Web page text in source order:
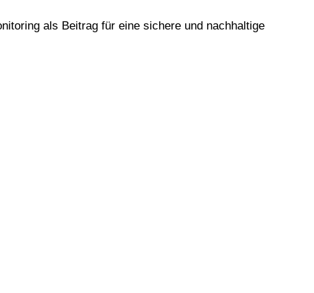
als Beitrag für eine sichere und nachhaltige